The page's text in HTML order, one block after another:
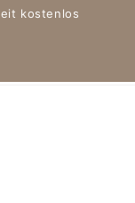
kostenlos